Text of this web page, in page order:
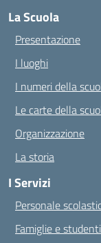
La Scuola
Presentazione
I luoghi
I numeri della
Le carte della
Organizzazione
La storia
I Servizi
Personale
Famiglie e studenti